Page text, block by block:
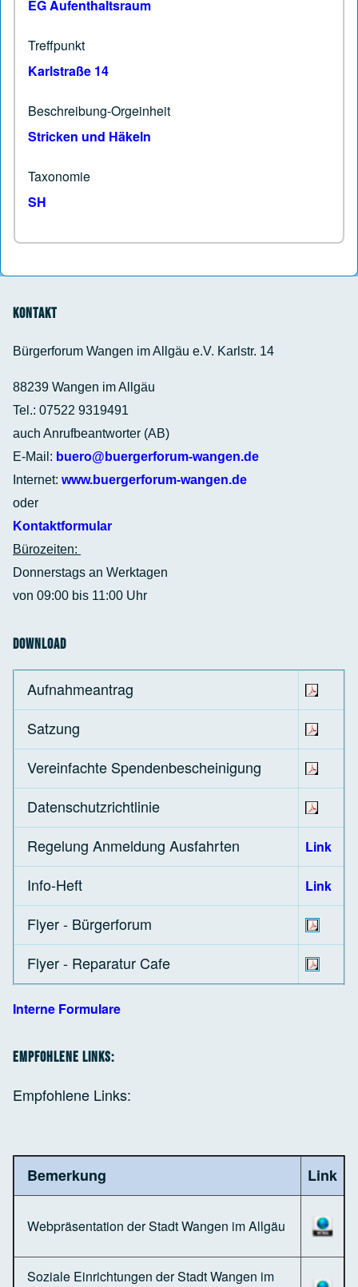
EG Aufenthaltsraum
Treffpunkt
Karlstraße 14
Beschreibung-Orgeinheit
Stricken und Häkeln
Taxonomie
SH
Kontakt
Bürgerforum Wangen im Allgäu e.V. Karlstr. 14
88239 Wangen im Allgäu
Tel.: 07522 9319491
auch Anrufbeantworter (AB)
E-Mail: buero@buergerforum-wangen.de
Internet: www.buergerforum-wangen.de
oder
Kontaktformular
Bürozeiten:
Donnerstags an Werktagen
von 09:00 bis 11:00 Uhr
Download
Aufnahmeantrag
Satzung
Vereinfachte Spendenbescheinigung
Datenschutzrichtlinie
Regelung Anmeldung Ausfahrten
Link
Info-Heft Link
Flyer - Bürgerforum
Flyer - Reparatur Cafe
Interne Formulare
Empfohlene Links:
Empfohlene Links:
Bemerkung Link
Webpräsentation der Stadt Wangen im Allgäu
Soziale Einrichtungen der Stadt Wangen im